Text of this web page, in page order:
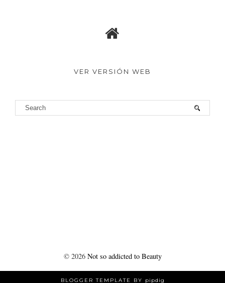
VER VERSIÓN WEB
© 2026 Not so addicted to Beauty
BLOGGER TEMPLATE BY pipdig